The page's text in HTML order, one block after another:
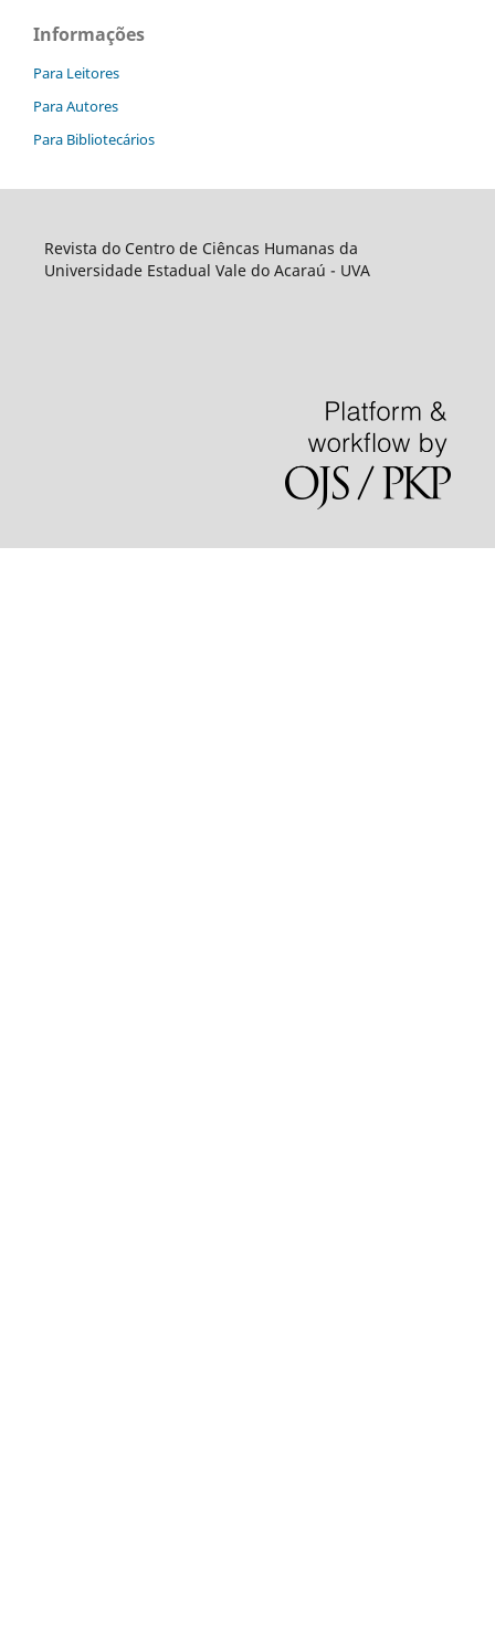
Informações
Para Leitores
Para Autores
Para Bibliotecários
Revista do Centro de Ciêncas Humanas da
Universidade Estadual Vale do Acaraú - UVA